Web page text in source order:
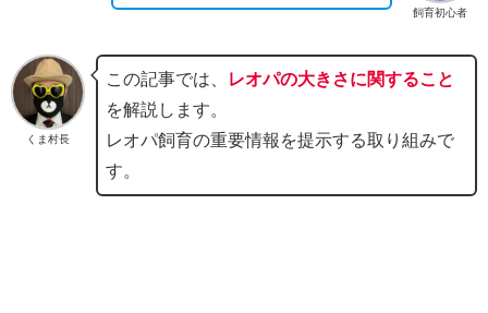
飼育初心者
くま村長
この記事では、 レオパの大きさに関すること
を解説します。
レオパ飼育の重要情報を提示する取り組みで
す。